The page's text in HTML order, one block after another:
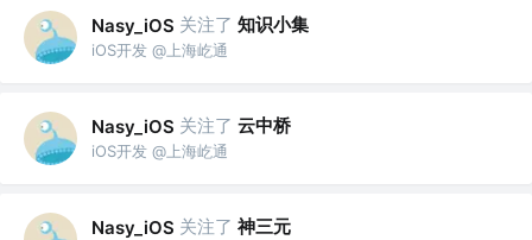
Nasy_iOS 关注了 知识小集
iOS开发 @上海屹通
Nasy_iOS 关注了 云中桥
iOS开发 @上海屹通
Nasy_iOS 关注了 神三元